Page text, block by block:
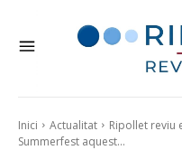
Inici Actualitat
Ripollet reviu
Summerfest aquest...